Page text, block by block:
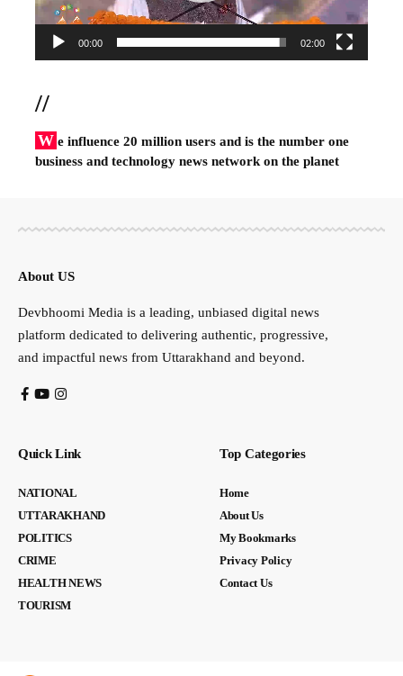
00:00 02:00
//
W e influence 20 million users and is the number one
business and technology news network on the planet
About US
Devbhoomi Media is a leading, unbiased digital news
platform dedicated to delivering authentic, progressive,
and impactful news from Uttarakhand and beyond.
Quick Link
NATIONAL
UTTARAKHAND
POLITICS
CRIME
HEALTH NEWS
TOURISM
Top Categories
Home
About Us
My Bookmarks
Privacy Policy
Contact Us